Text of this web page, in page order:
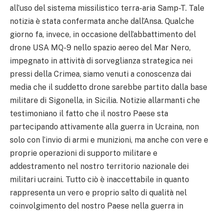
all’uso del sistema missilistico terra-aria Samp-T. Tale
notizia è stata confermata anche dall’Ansa. Qualche
giorno fa, invece, in occasione dell’abbattimento del
drone USA MQ-9 nello spazio aereo del Mar Nero,
impegnato in attività di sorveglianza strategica nei
pressi della Crimea, siamo venuti a conoscenza dai
media che il suddetto drone sarebbe partito dalla base
militare di Sigonella, in Sicilia. Notizie allarmanti che
testimoniano il fatto che il nostro Paese sta
partecipando attivamente alla guerra in Ucraina, non
solo con l’invio di armi e munizioni, ma anche con vere e
proprie operazioni di supporto militare e
addestramento nel nostro territorio nazionale dei
militari ucraini. Tutto ciò è inaccettabile in quanto
rappresenta un vero e proprio salto di qualità nel
coinvolgimento del nostro Paese nella guerra in